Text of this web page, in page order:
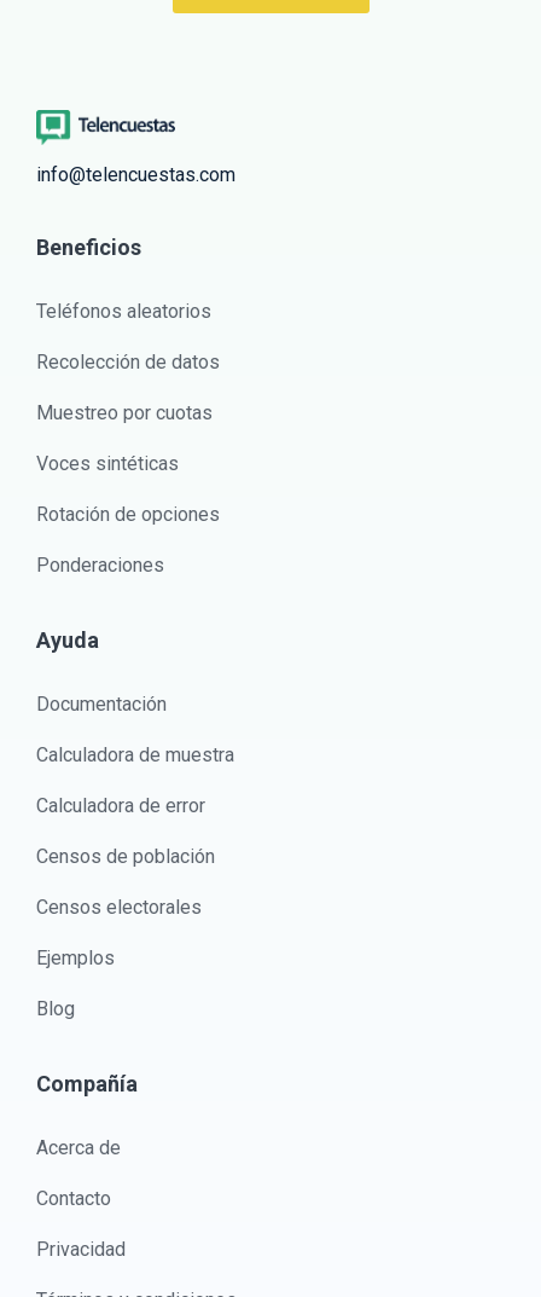
info@telencuestas.com
Beneficios
Teléfonos aleatorios
Recolección de datos
Muestreo por cuotas
Voces sintéticas
Rotación de opciones
Ponderaciones
Ayuda
Documentación
Calculadora de muestra
Calculadora de error
Censos de población
Censos electorales
Ejemplos
Blog
Compañía
Acerca de
Contacto
Privacidad